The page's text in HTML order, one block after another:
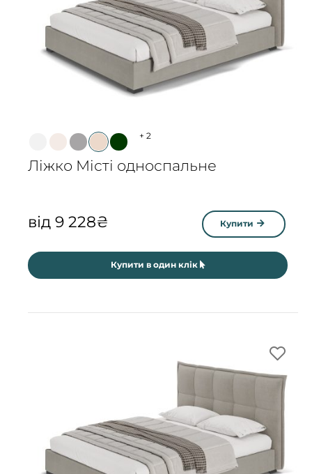
+ 2
Ліжко Місті односпальне
від 9 228₴ Купити
Купити в один клік